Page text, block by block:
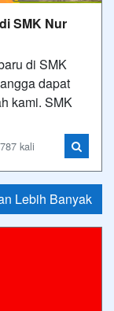
SMK Nur
di SMK
dapat
kami. SMK
kali
Lebih Banyak